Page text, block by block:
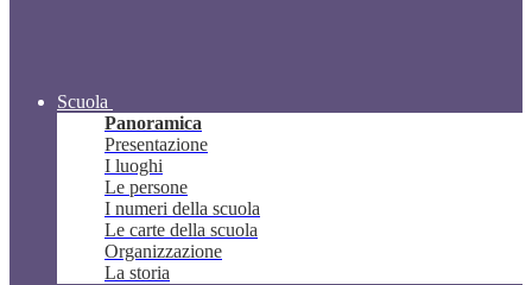
Scuola
Panoramica
Presentazione
I luoghi
Le persone
I numeri della scuola
Le carte della scuola
Organizzazione
La storia